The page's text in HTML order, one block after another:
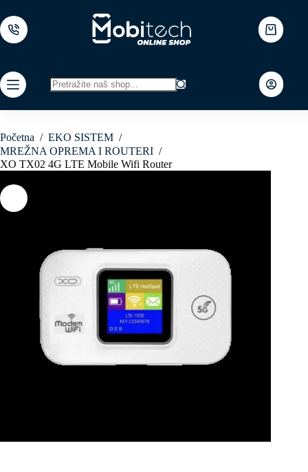
to
content
Shopping
cart
results
Početna / EKO SISTEM /
MREŽNA OPREMA I ROUTERI /
XO TX02 4G LTE Mobile Wifi Router